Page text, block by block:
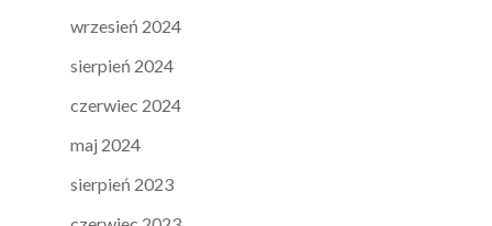
wrzesień 2024
sierpień 2024
czerwiec 2024
maj 2024
sierpień 2023